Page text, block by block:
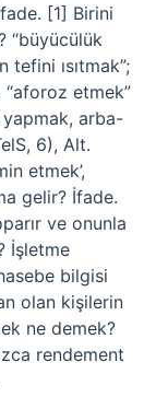
[1] Birini
“büyücülük
tefini ısıtmak”;
“aforoz etmek”
arba-
6), Alt.
etmek’,
gelir? İfade.
ve onunla
İşletme
bilgisi
olan kişilerin
ne demek?
rendement